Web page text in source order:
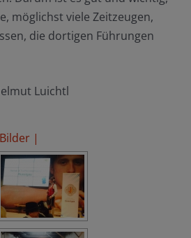
möglichst viele Zeitzeugen,
die dortigen Führungen
Luichtl
|